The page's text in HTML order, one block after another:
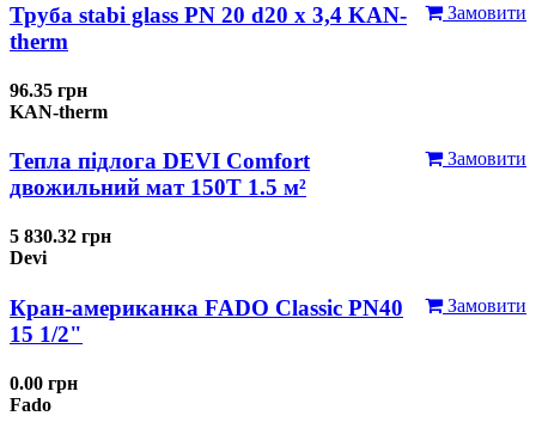
Замовити
Труба stabi glass PN 20 d20 х 3,4 KAN-
therm
96.35 грн
KAN-therm
Замовити
Тепла підлога DEVI Comfort
двожильний мат 150T 1.5 м²
5 830.32 грн
Devi
Замовити
Кран-американка FADO Classic PN40
15 1/2"
0.00 грн
Fado